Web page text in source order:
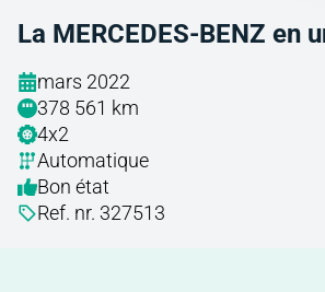
La MERCEDES-BENZ en
mars 2022
378 561 km
4x2
Automatique
Bon état
Ref. nr. 327513